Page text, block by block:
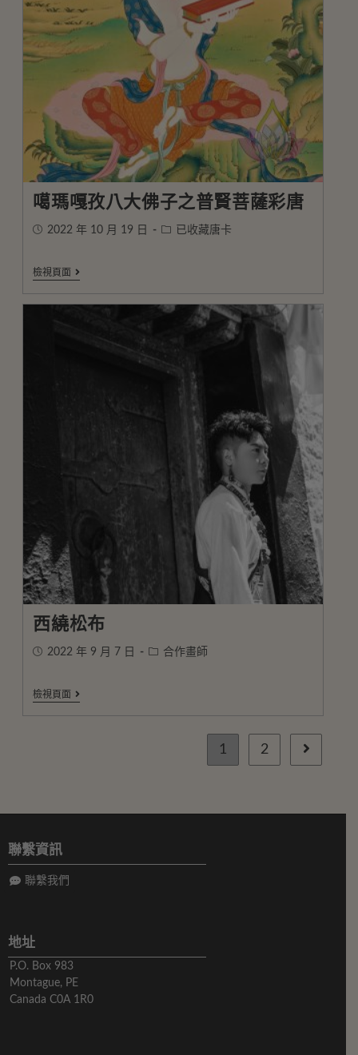
噶瑪嘎孜八大佛子之普賢菩薩彩唐
2022 年 10 月 19 日 已收藏唐卡
檢視頁面
西繞松布
2022 年 9 月 7 日 合作畫師
檢視頁面
1 2
聯繫資訊
聯繫我們
地址
P.O. Box 983
Montague, PE
Canada C0A 1R0